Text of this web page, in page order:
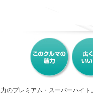
のプレミアム・スーパーハイ